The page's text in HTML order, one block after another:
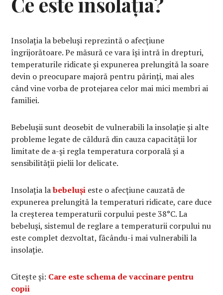
Insolația la bebeluși reprezintă o afecțiune
îngrijorătoare. Pe măsură ce vara își intră în drepturi,
temperaturile ridicate și expunerea prelungită la soare
devin o preocupare majoră pentru părinți, mai ales
când vine vorba de protejarea celor mai mici membri ai
familiei.
Bebelușii sunt deosebit de vulnerabili la insolație și alte
probleme legate de căldură din cauza capacității lor
limitate de a-și regla temperatura corporală și a
sensibilității pielii lor delicate.
Insolația labebeluși este o afecțiune cauzată de
expunerea prelungită la temperaturi ridicate, care duce
la creșterea temperaturii corpului peste 38°C. La
bebeluși, sistemul de reglare a temperaturii corpului nu
este complet dezvoltat, făcându-i mai vulnerabili la
insolație.
Citește și: Care este schema de vaccinare pentru
copii